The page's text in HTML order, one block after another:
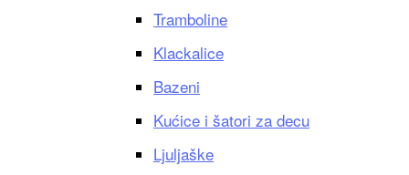
Tramboline
Klackalice
Bazeni
Kućice i šatori za decu
Ljuljaške